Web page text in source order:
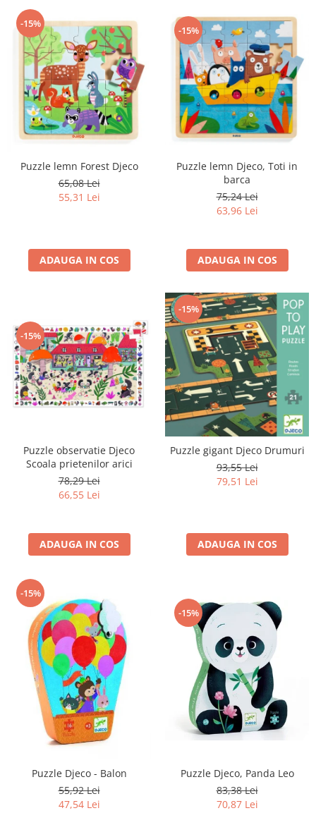
-15%
Puzzle lemn Forest Djeco
65,08 Lei
55,31 Lei
ADAUGA IN COS
-15%
Puzzle lemn Djeco, Toti in
barca
75,24 Lei
63,96 Lei
ADAUGA IN COS
-15%
Puzzle observatie Djeco
Scoala prietenilor arici
78,29 Lei
66,55 Lei
ADAUGA IN COS
-15%
Puzzle gigant Djeco Drumuri
93,55 Lei
79,51 Lei
ADAUGA IN COS
-15%
Puzzle Djeco - Balon
55,92 Lei
47,54 Lei
-15%
Puzzle Djeco, Panda Leo
83,38 Lei
70,87 Lei